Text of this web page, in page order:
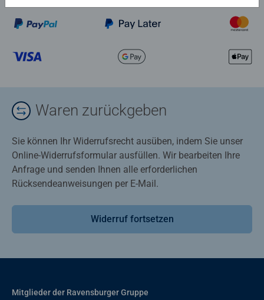
Waren zurückgeben
Sie können Ihr Widerrufsrecht ausüben, indem Sie unser
Online-Widerrufsformular ausfüllen. Wir bearbeiten Ihre
Anfrage und senden Ihnen alle erforderlichen
Rücksendeanweisungen per E-Mail.
Widerruf fortsetzen
Mitglieder der Ravensburger Gruppe